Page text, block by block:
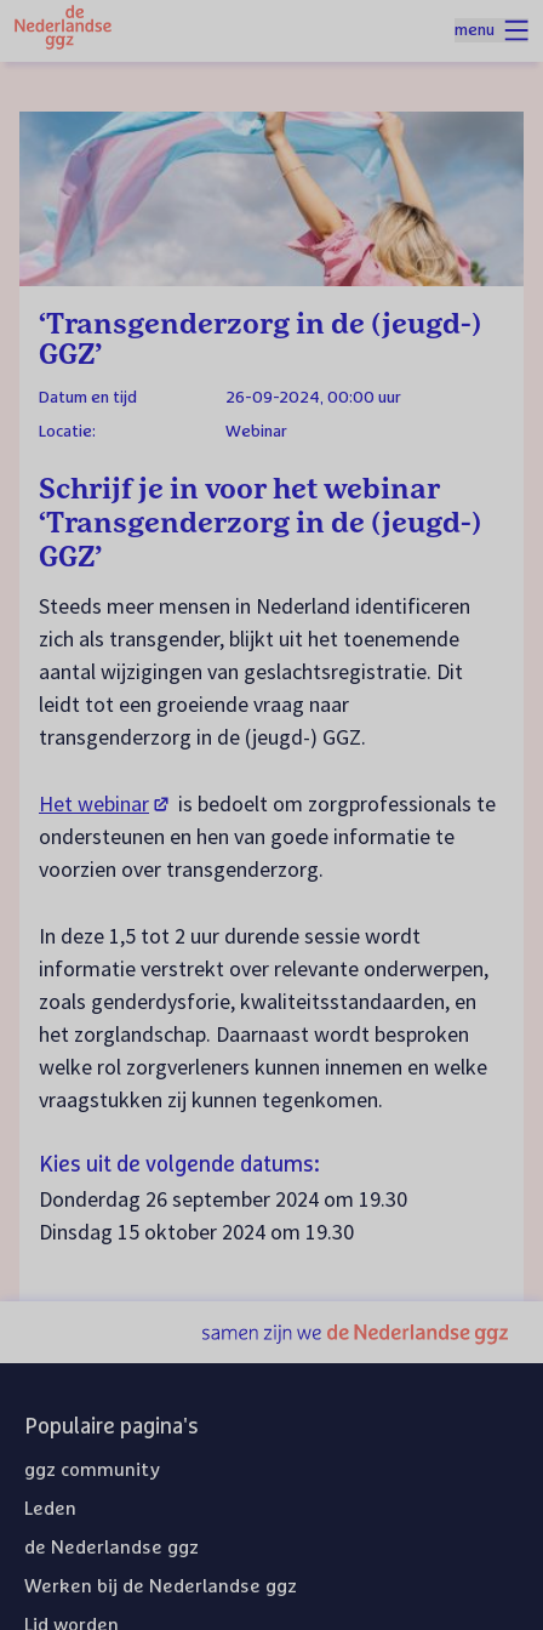
Spring naar hoofdinhoud
menu
Homepage ‘Transgenderzorg in de (jeugd-) GGZ’
‘Transgenderzorg in de (jeugd-)
GGZ’
Datum en tijd
26-09-2024, 00:00 uur
Locatie:
Webinar
Schrijf je in voor het webinar
‘Transgenderzorg in de (jeugd-)
GGZ’
Steeds meer mensen in Nederland identificeren
zich als transgender, blijkt uit het toenemende
aantal wijzigingen van geslachtsregistratie. Dit
leidt tot een groeiende vraag naar
transgenderzorg in de (jeugd-) GGZ.
Het webinar(opent in een nieuw tabblad)
is bedoelt om zorgprofessionals te
ondersteunen en hen van goede informatie te
voorzien over transgenderzorg.
In deze 1,5 tot 2 uur durende sessie wordt
informatie verstrekt over relevante onderwerpen,
zoals genderdysforie, kwaliteitsstandaarden, en
het zorglandschap. Daarnaast wordt besproken
welke rol zorgverleners kunnen innemen en welke
vraagstukken zij kunnen tegenkomen.
Kies uit de volgende datums:
Donderdag 26 september 2024 om 19.30
Dinsdag 15 oktober 2024 om 19.30
Populaire pagina's
ggz community
Leden
de Nederlandse ggz
Werken bij de Nederlandse ggz
Lid worden